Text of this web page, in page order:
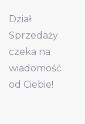
Dział
Sprzedaży
czeka na
wiadomość
od Ciebie!